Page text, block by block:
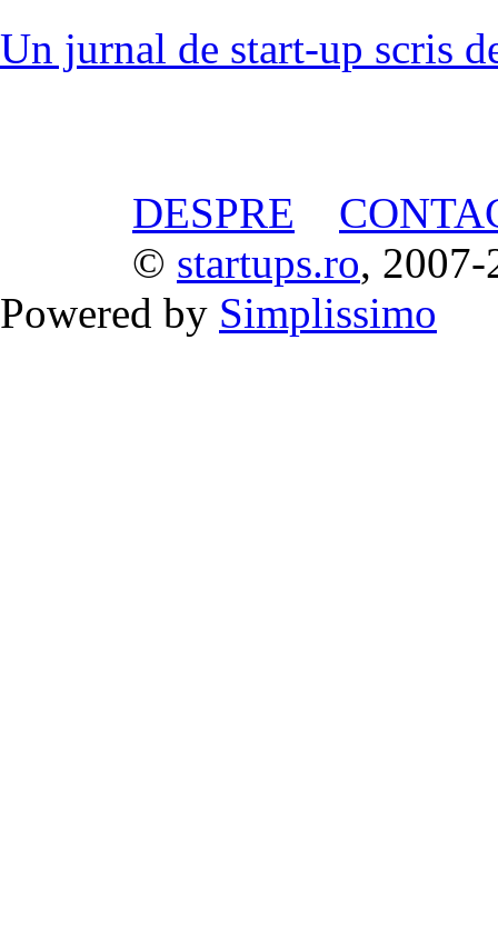
Un jurnal de start-up scris
DESPRE
© startups.ro, 2007-
Powered by Simplissimo